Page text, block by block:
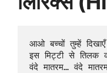
आओ बच्चों तुम्हें
इस मिट्टी से तिलक
वंदे मातरम… वंदे